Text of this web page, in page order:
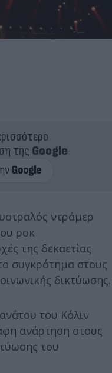
της Google
ντράμερ
ροκ
της δεκαετίας
συγκρότημα στους
δικτύωσης.
του Κόλιν
ανάρτηση στους
του